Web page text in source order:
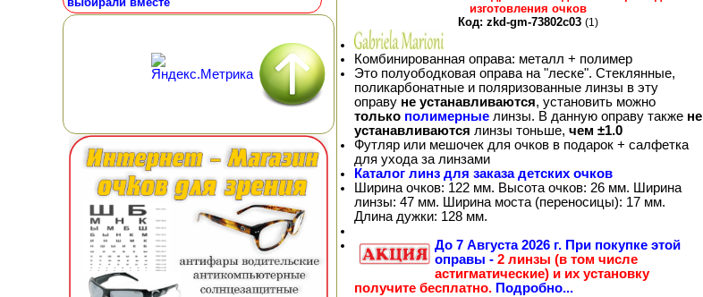
изготовления очков
Код: zkd-gm-73802c03 (1)
Комбинированная оправа: металл + полимер
Это полуободковая оправа на "леске". Стеклянные,
поликарбонатные и поляризованные линзы в эту
оправу не устанавливаются, установить можно
только полимерные линзы. В данную оправу также не
устанавливаются линзы тоньше, чем ±1.0
Футляр или мешочек для очков в подарок + салфетка
для ухода за линзами
Каталог линз для заказа детских очков
Ширина очков: 122 мм. Высота очков: 26 мм. Ширина
линзы: 47 мм. Ширина моста (переносицы): 17 мм.
Длина дужки: 128 мм.
До 7 Августа 2026 г. При покупке этой
оправы - 2 линзы (в том числе
астигматические) и их установку
получите бесплатно. Подробно...